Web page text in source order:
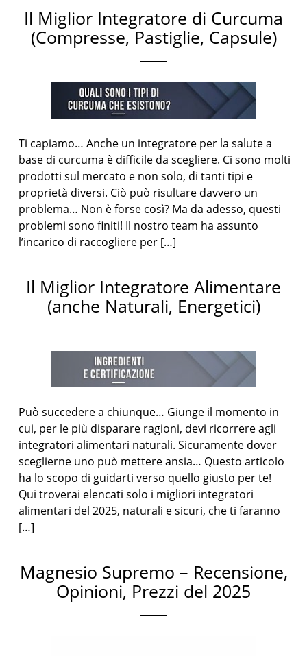
Il Miglior Integratore di Curcuma
(Compresse, Pastiglie, Capsule)
Ti capiamo… Anche un integratore per la salute a
base di curcuma è difficile da scegliere. Ci sono molti
prodotti sul mercato e non solo, di tanti tipi e
proprietà diversi. Ciò può risultare davvero un
problema… Non è forse così? Ma da adesso, questi
problemi sono finiti! Il nostro team ha assunto
l’incarico di raccogliere per […]
Il Miglior Integratore Alimentare
(anche Naturali, Energetici)
Può succedere a chiunque… Giunge il momento in
cui, per le più disparare ragioni, devi ricorrere agli
integratori alimentari naturali. Sicuramente dover
sceglierne uno può mettere ansia… Questo articolo
ha lo scopo di guidarti verso quello giusto per te!
Qui troverai elencati solo i migliori integratori
alimentari del 2025, naturali e sicuri, che ti faranno
[…]
Magnesio Supremo – Recensione,
Opinioni, Prezzi del 2025